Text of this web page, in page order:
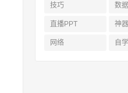
技巧 数
直播PPT 神器
网络 自学